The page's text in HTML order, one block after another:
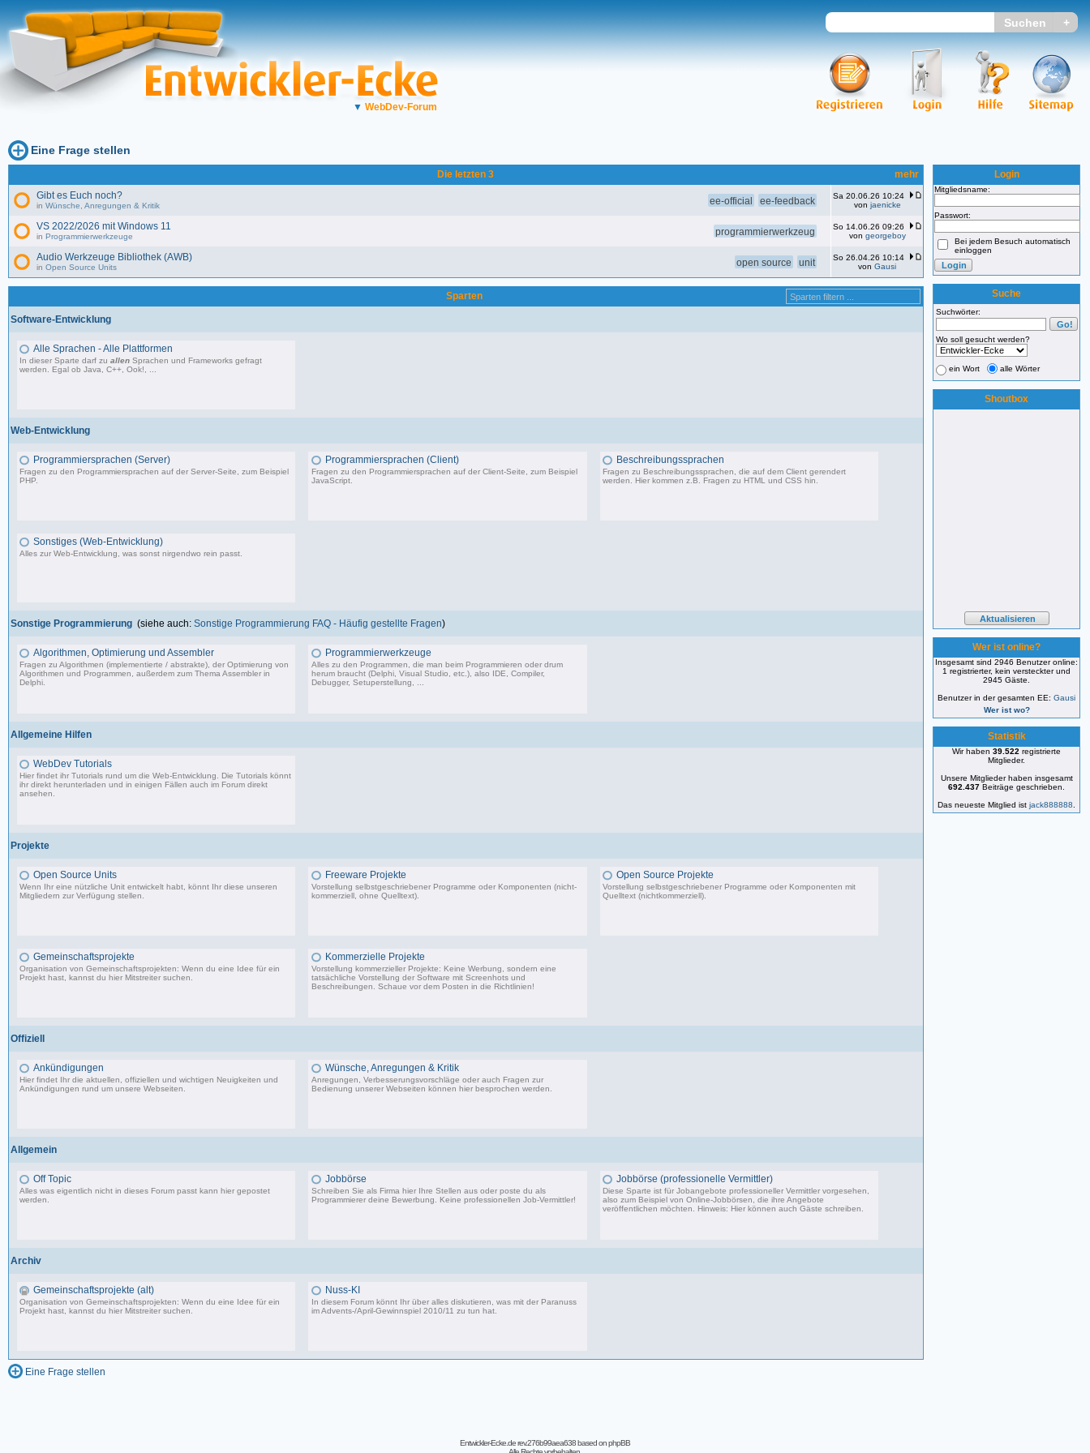
▼ WebDev-Forum
Eine Frage stellen
mehr
Die letzten 3
ee-official ee-feedback
Gibt es Euch noch?
in Wünsche, Anregungen & Kritik
Sa 20.06.26 10:24
von jaenicke
programmierwerkzeug
VS 2022/2026 mit Windows 11
in Programmierwerkzeuge
So 14.06.26 09:26
von georgeboy
open source unit
Audio Werkzeuge Bibliothek (AWB)
in Open Source Units
So 26.04.26 10:14
von Gausi
Sparten
Software-Entwicklung
Alle Sprachen - Alle Plattformen
In dieser Sparte darf zuallen Sprachen und Frameworks gefragt
werden. Egal ob Java, C++, Ook!, ...
Web-Entwicklung
Programmiersprachen (Server)
Fragen zu den Programmiersprachen auf der Server-Seite, zum Beispiel
PHP.
Programmiersprachen (Client)
Fragen zu den Programmiersprachen auf der Client-Seite, zum Beispiel
JavaScript.
Beschreibungssprachen
Fragen zu Beschreibungssprachen, die auf dem Client gerendert
werden. Hier kommen z.B. Fragen zu HTML und CSS hin.
Sonstiges (Web-Entwicklung)
Alles zur Web-Entwicklung, was sonst nirgendwo rein passt.
Sonstige Programmierung (siehe auch: Sonstige Programmierung FAQ - Häufig gestellte Fragen)
Algorithmen, Optimierung und Assembler
Fragen zu Algorithmen (implementierte / abstrakte), der Optimierung von
Algorithmen und Programmen, außerdem zum Thema Assembler in
Delphi.
Programmierwerkzeuge
Alles zu den Programmen, die man beim Programmieren oder drum
herum braucht (Delphi, Visual Studio, etc.), also IDE, Compiler,
Debugger, Setuperstellung, ...
Allgemeine Hilfen
WebDev Tutorials
Hier findet ihr Tutorials rund um die Web-Entwicklung. Die Tutorials könnt
ihr direkt herunterladen und in einigen Fällen auch im Forum direkt
ansehen.
Projekte
Open Source Units
Wenn Ihr eine nützliche Unit entwickelt habt, könnt Ihr diese unseren
Mitgliedern zur Verfügung stellen.
Freeware Projekte
Vorstellung selbstgeschriebener Programme oder Komponenten (nicht-
kommerziell, ohne Quelltext).
Open Source Projekte
Vorstellung selbstgeschriebener Programme oder Komponenten mit
Quelltext (nichtkommerziell).
Gemeinschaftsprojekte
Organisation von Gemeinschaftsprojekten: Wenn du eine Idee für ein
Projekt hast, kannst du hier Mitstreiter suchen.
Kommerzielle Projekte
Vorstellung kommerzieller Projekte: Keine Werbung, sondern eine
tatsächliche Vorstellung der Software mit Screenhots und
Beschreibungen. Schaue vor dem Posten in die Richtlinien!
Offiziell
Ankündigungen
Hier findet Ihr die aktuellen, offiziellen und wichtigen Neuigkeiten und
Ankündigungen rund um unsere Webseiten.
Wünsche, Anregungen & Kritik
Anregungen, Verbesserungsvorschläge oder auch Fragen zur
Bedienung unserer Webseiten können hier besprochen werden.
Allgemein
Off Topic
Alles was eigentlich nicht in dieses Forum passt kann hier gepostet
werden.
Jobbörse
Schreiben Sie als Firma hier Ihre Stellen aus oder poste du als
Programmierer deine Bewerbung. Keine professionellen Job-Vermittler!
Jobbörse (professionelle Vermittler)
Diese Sparte ist für Jobangebote professioneller Vermittler vorgesehen,
also zum Beispiel von Online-Jobbörsen, die ihre Angebote
veröffentlichen möchten. Hinweis: Hier können auch Gäste schreiben.
Archiv
Gemeinschaftsprojekte (alt)
Organisation von Gemeinschaftsprojekten: Wenn du eine Idee für ein
Projekt hast, kannst du hier Mitstreiter suchen.
Nuss-KI
In diesem Forum könnt Ihr über alles diskutieren, was mit der Paranuss
imAdvents-/April-Gewinnspiel 2010/11 zu tun hat.
Eine Frage stellen
Login
Mitgliedsname:
Passwort:
Bei jedem Besuch automatisch
einloggen
Suche
Suchwörter:
Wo soll gesucht werden?
ein Wort alle Wörter
Shoutbox
Wer ist online?
Insgesamt sind 2946 Benutzer online:
1 registrierter, kein versteckter und
2945 Gäste.
Benutzer in der gesamten EE: Gausi
Wer ist wo?
Statistik
Wir haben 39.522 registrierte
Mitglieder.
Unsere Mitglieder haben insgesamt
692.437 Beiträge geschrieben.
Das neueste Mitglied ist jack888888.
Entwickler-Ecke.de rev.276b99aea638based onphpBB